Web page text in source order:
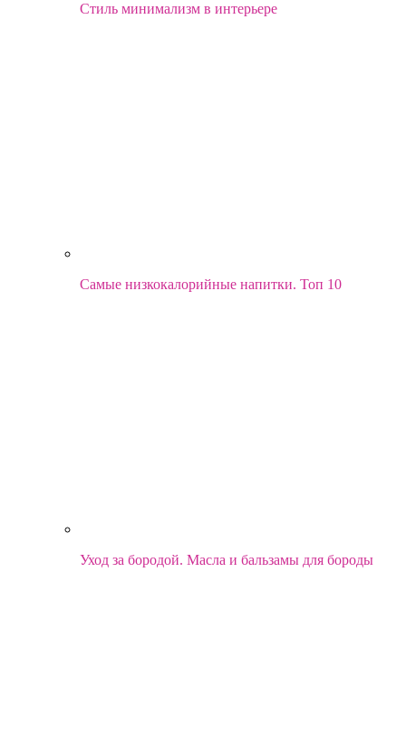
Стиль минимализм в интерьере
Самые низкокалорийные напитки. Топ 10
Уход за бородой. Масла и бальзамы для бороды